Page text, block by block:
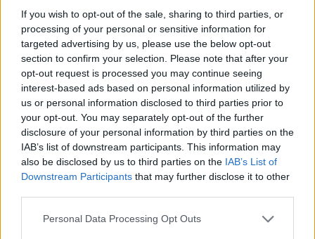
If you wish to opt-out of the sale, sharing to third parties, or
processing of your personal or sensitive information for
targeted advertising by us, please use the below opt-out
section to confirm your selection. Please note that after your
opt-out request is processed you may continue seeing
interest-based ads based on personal information utilized by
us or personal information disclosed to third parties prior to
your opt-out. You may separately opt-out of the further
disclosure of your personal information by third parties on the
IAB’s list of downstream participants. This information may
also be disclosed by us to third parties on the IAB’s List of
Downstream Participants that may further disclose it to other
Personal Data Processing Opt Outs Lindas desserter, Lindas mjuka kakor, Lindas semlor